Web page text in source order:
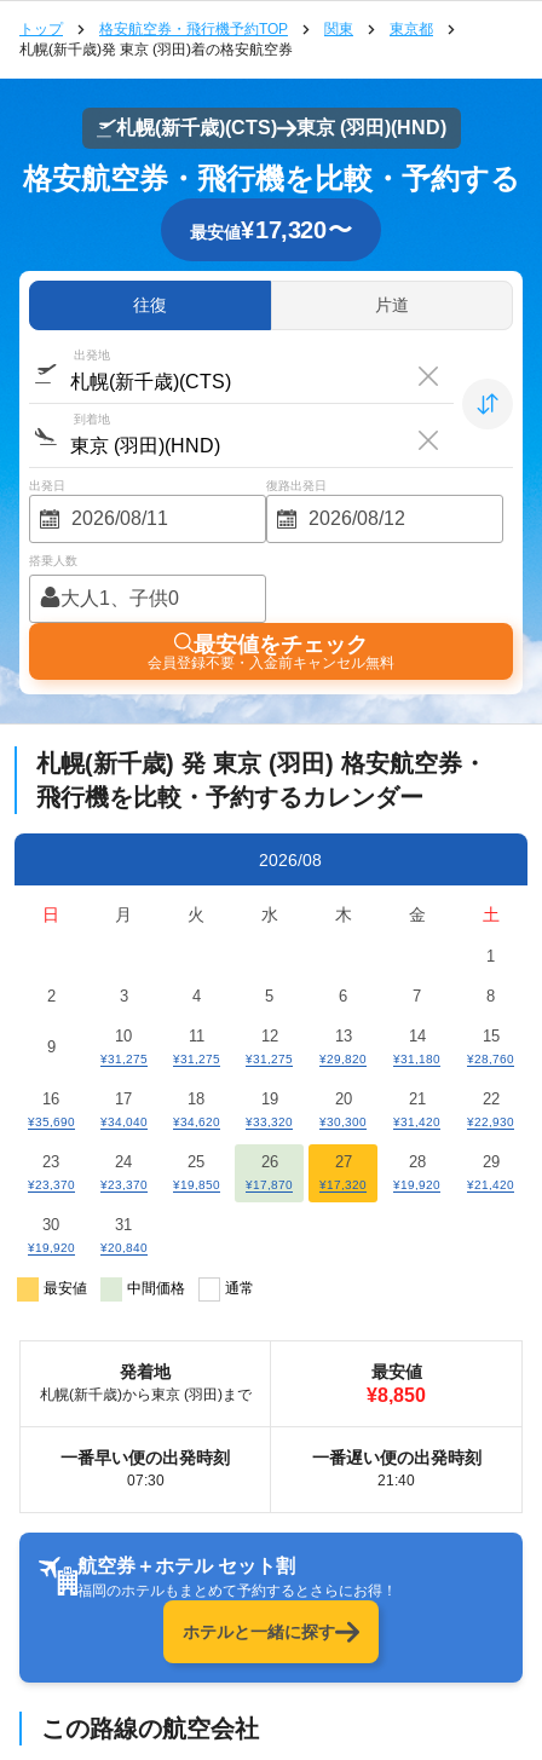
トップ 格安航空券・飛行機予約TOP 関東
東京都
札幌(新千歳)発 東京 (羽田)着の格安航空券
札幌(新千歳)(CTS) 東京 (羽田)(HND)
格安航空券・飛行機を比較・予約する
最安値¥17,320〜
往復 片道
出発地
到着地
出発日 復路出発日
搭乗人数
大人1、子供0
最安値をチェック
会員登録不要・入金前キャンセル無料
札幌(新千歳) 発 東京 (羽田)格安航空券・
飛行機を比較・予約するカレンダー
2026/08
日 月 火 水 木 金 土
1
2 3 4 5 6 7 8
9
10
¥31,275
11
¥31,275
12
¥31,275
13
¥29,820
14
¥31,180
15
¥28,760
16
¥35,690
17
¥34,040
18
¥34,620
19
¥33,320
20
¥30,300
21
¥31,420
22
¥22,930
23
¥23,370
24
¥23,370
25
¥19,850
26
¥17,870
27
¥17,320
28
¥19,920
29
¥21,420
30
¥19,920
31
¥20,840
最安値 中間価格 通常
発着地
札幌(新千歳)から東京 (羽田)まで
最安値
¥8,850
一番早い便の出発時刻
07:30
一番遅い便の出発時刻
21:40
航空券＋ホテル セット割
福岡のホテルもまとめて予約するとさらにお得！
ホテルと一緒に探す
この路線の航空会社